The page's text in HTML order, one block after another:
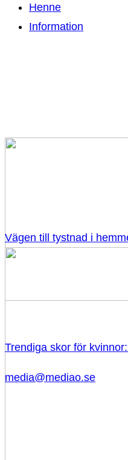
Henne
Information
Vägen till tystnad i
Trendiga skor för
media@mediao.se